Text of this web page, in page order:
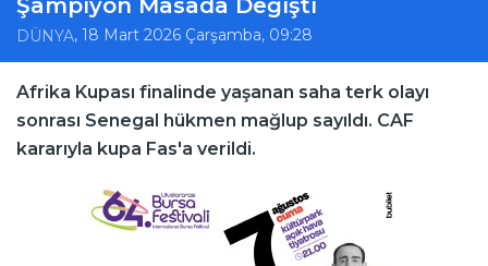
Şampiyon Masada Değişti
DÜNYA, 18 Mart 2026 Çarşamba, 09:28
Afrika Kupası finalinde yaşanan saha terk olayı
sonrası Senegal hükmen mağlup sayıldı. CAF
kararıyla kupa Fas'a verildi.